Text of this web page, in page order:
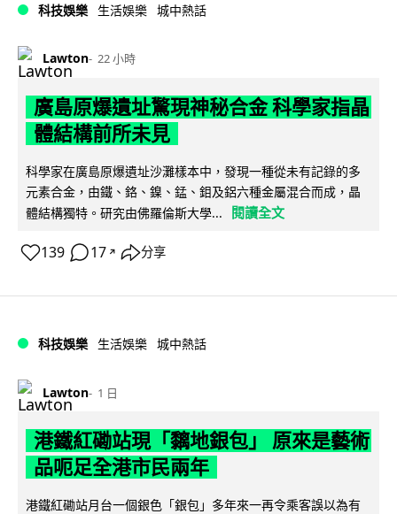
科技娛樂 生活娛樂 城中熱話
Lawton 22 小時
廣島原爆遺址驚現神秘合金 科學家指晶
體結構前所未見
科學家在廣島原爆遺址沙灘樣本中，發現一種從未有記錄的多
元素合金，由鐵、鉻、鎳、錳、鉬及鋁六種金屬混合而成，晶
體結構獨特。研究由佛羅倫斯大學...
閱讀全文
139 17 ↗ 分享
科技娛樂 生活娛樂 城中熱話
Lawton 1 日
港鐵紅磡站現「黐地銀包」 原來是藝術
品呃足全港市民兩年
港鐵紅磡站月台一個銀色「銀包」多年來一再令乘客誤以為有